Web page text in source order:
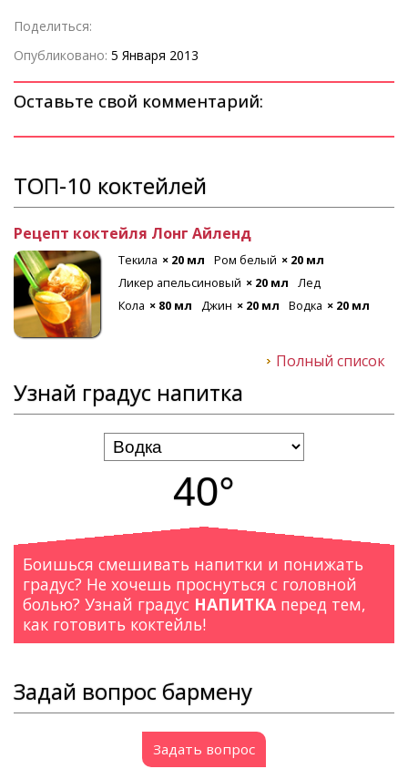
Поделиться:
Опубликовано: 5 Января 2013
Оставьте свой комментарий:
ТОП-10 коктейлей
Рецепт коктейля Лонг Айленд
Текила × 20 мл Ром белый × 20 мл
Ликер апельсиновый × 20 мл
Лед
Кола × 80 мл Джин × 20 мл Водка × 20 мл
Полный список
Узнай градус напитка
40°
Боишься смешивать напитки и понижать
градус? Не хочешь проснуться с головной
болью? Узнай градус НАПИТКА перед тем,
как готовить коктейль!
Задай вопрос бармену
Задать вопрос